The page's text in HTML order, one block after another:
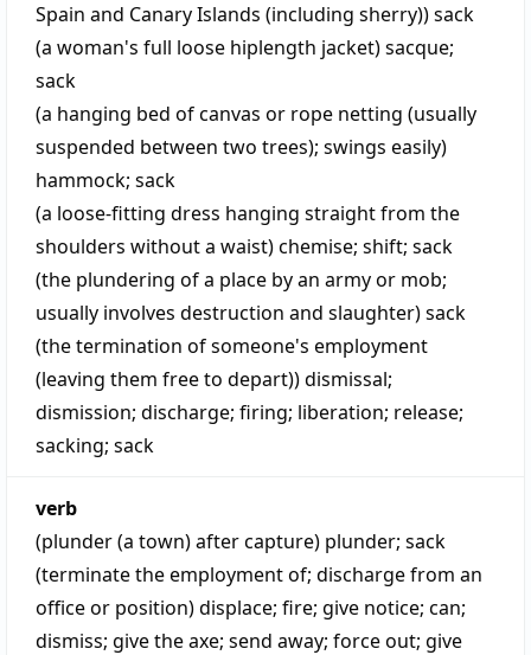
Spain and Canary Islands (including sherry))sack
(a woman's full loose hiplength jacket)sacque;
sack
(a hanging bed of canvas or rope netting (usually
suspended between two trees); swings easily)
hammock; sack
(a loose-fitting dress hanging straight from the
shoulders without a waist)chemise; shift; sack
(the plundering of a place by an army or mob;
usually involves destruction and slaughter)sack
(the termination of someone's employment
(leaving them free to depart))dismissal;
dismission; discharge; firing; liberation; release;
sacking; sack
verb
(plunder (a town) after capture) plunder; sack
(terminate the employment of; discharge from an
office or position)displace; fire; give notice; can;
dismiss; give the axe; send away; force out; give